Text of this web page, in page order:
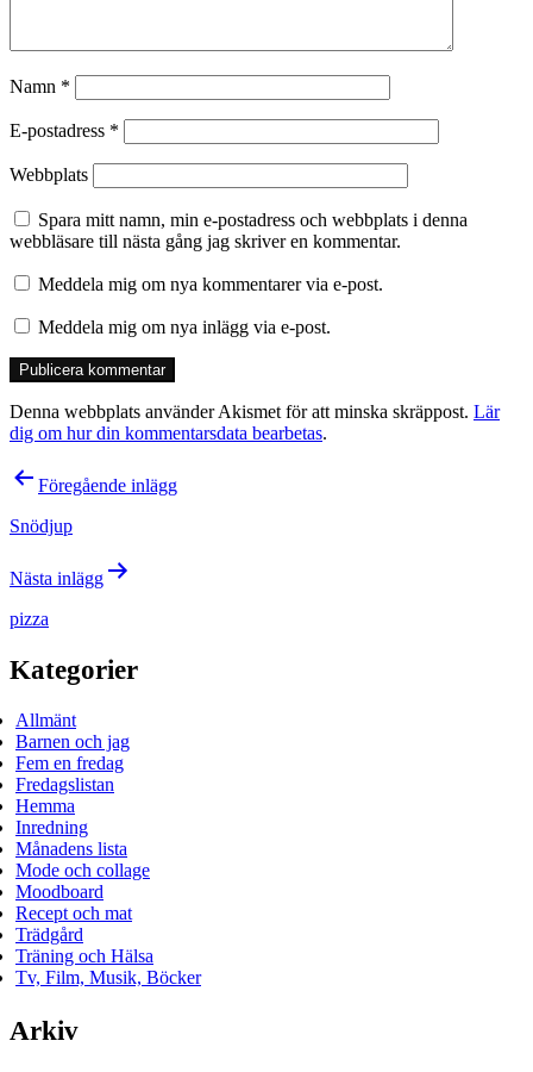
Namn *
E-postadress *
Webbplats
Spara mitt namn, min e-postadress och webbplats i denna
webbläsare till nästa gång jag skriver en kommentar.
Meddela mig om nya kommentarer via e-post.
Meddela mig om nya inlägg via e-post.
Denna webbplats använder Akismet för att minska skräppost. Lär
dig om hur din kommentarsdata bearbetas.
Inläggsnavigering
Föregående inlägg
Snödjup
Nästa inlägg
pizza
Kategorier
Allmänt
Barnen och jag
Fem en fredag
Fredagslistan
Hemma
Inredning
Månadens lista
Mode och collage
Moodboard
Recept och mat
Trädgård
Träning och Hälsa
Tv, Film, Musik, Böcker
Arkiv